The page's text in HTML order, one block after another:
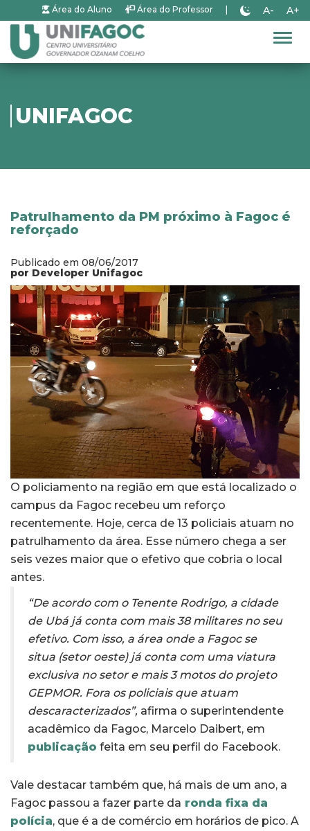
Área do Aluno Área do Professor A- A+
UNIFAGOC
Patrulhamento da PM próximo à Fagoc é
reforçado
Publicado em 08/06/2017
por Developer Unifagoc
O policiamento na região em que está localizado o
campus da Fagoc recebeu um reforço
recentemente. Hoje, cerca de 13 policiais atuam no
patrulhamento da área. Esse número chega a ser
seis vezes maior que o efetivo que cobria o local
antes.
“De acordo com o Tenente Rodrigo, a cidade
de Ubá já conta com mais 38 militares no seu
efetivo. Com isso, a área onde a Fagoc se
situa (setor oeste) já conta com uma viatura
exclusiva no setor e mais 3 motos do projeto
GEPMOR. Fora os policiais que atuam
descaracterizados”, afirma o superintendente
acadêmico da Fagoc, Marcelo Daibert, em
publicação feita em seu perfil do Facebook.
Vale destacar também que, há mais de um ano, a
Fagoc passou a fazer parte da ronda fixa da
polícia, que é a de comércio em horários de pico. A